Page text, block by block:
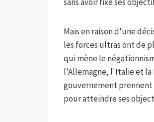
Mais en raison d'une
les forces ultras ont de
qui mène le
l'Allemagne, l'Italie et la
gouvernement prennent
pour atteindre ses